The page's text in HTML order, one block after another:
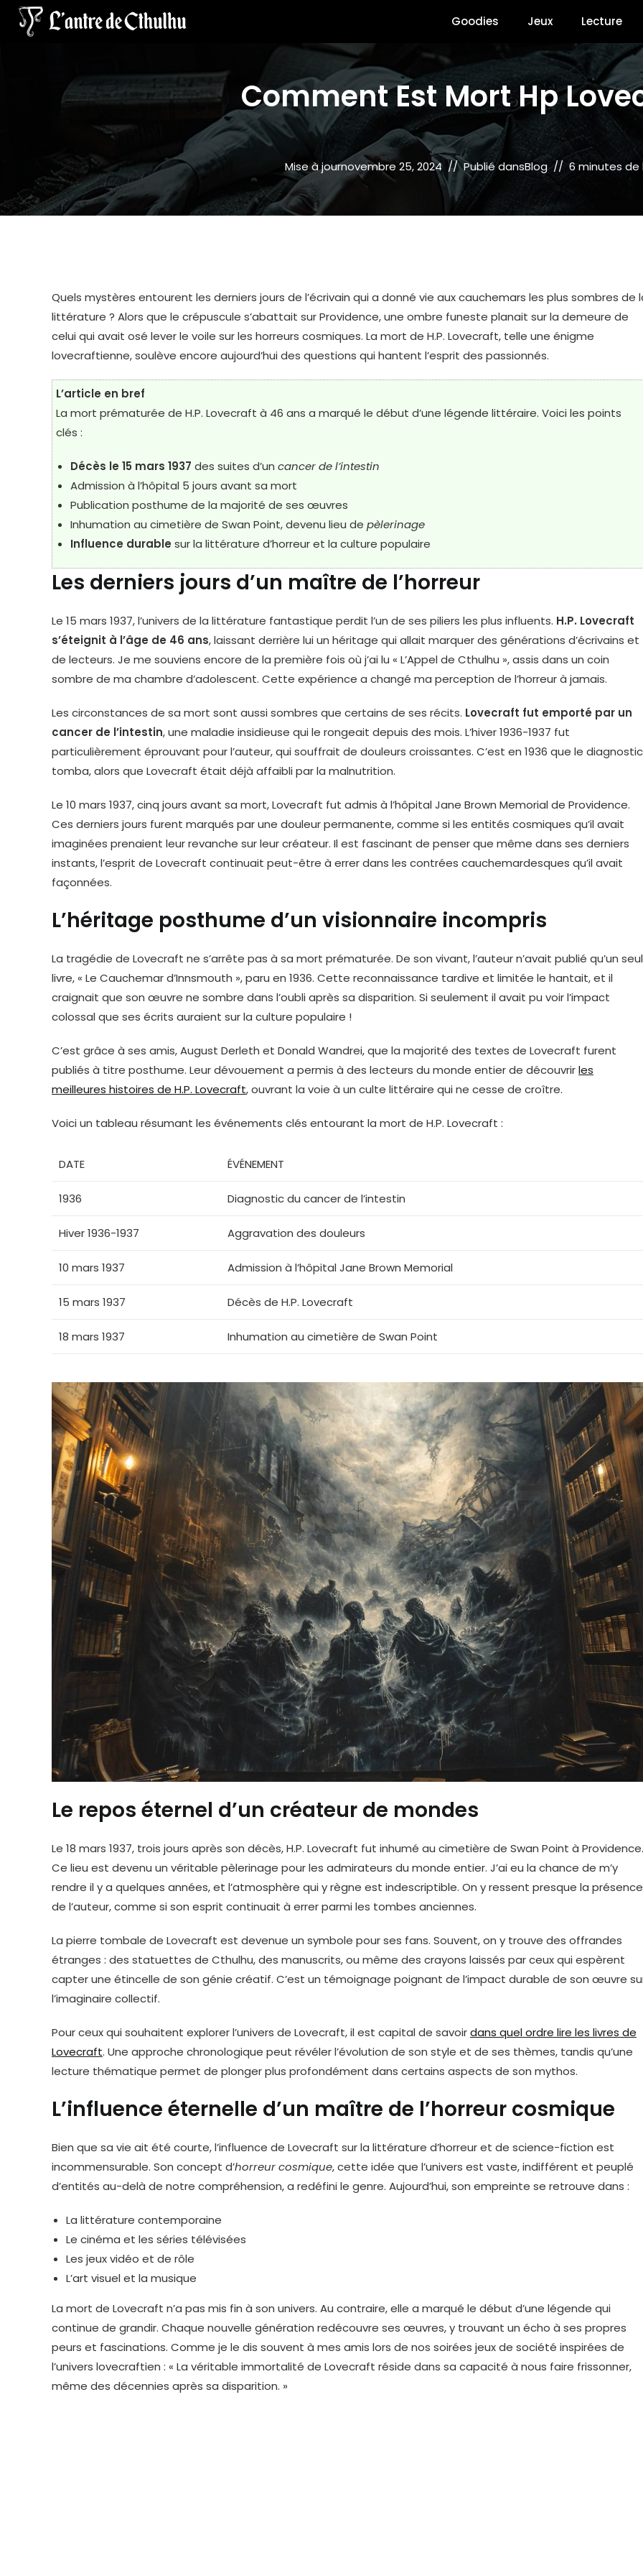
Goodies Jeux Lecture
Comment Est Mort Hp
Mise à journovembre 25, 2024 Publié dansBlog 6 minutes de
Quels mystères entourent les derniers jours de l’écrivain qui a donné vie aux cauchemars les plus sombres de
littérature ? Alors que le crépuscule s’abattait sur Providence, une ombre funeste planait sur la demeure de
celui qui avait osé lever le voile sur les horreurs cosmiques. La mort de H.P. Lovecraft, telle une énigme
lovecraftienne, soulève encore aujourd’hui des questions qui hantent l’esprit des passionnés.
L’article en bref
La mort prématurée de H.P. Lovecraft à 46 ans a marqué le début d’une légende littéraire. Voici les points
clés :
Décès le 15 mars 1937 des suites d’un cancer de l’intestin
Admission à l’hôpital 5 jours avant sa mort
Publication posthume de la majorité de ses œuvres
Inhumation au cimetière de Swan Point, devenu lieu de pèlerinage
Influence durable sur la littérature d’horreur et la culture populaire
Les derniers jours d’un maître de l’horreur
Le 15 mars 1937, l’univers de la littérature fantastique perdit l’un de ses piliers les plus influents. H.P. Lovecraft
s’éteignit à l’âge de 46 ans, laissant derrière lui un héritage qui allait marquer des générations d’écrivains et
de lecteurs. Je me souviens encore de la première fois où j’ai lu « L’Appel de Cthulhu », assis dans un coin
sombre de ma chambre d’adolescent. Cette expérience a changé ma perception de l’horreur à jamais.
Les circonstances de sa mort sont aussi sombres que certains de ses récits. Lovecraft fut emporté par un
cancer de l’intestin, une maladie insidieuse qui le rongeait depuis des mois. L’hiver 1936-1937 fut
particulièrement éprouvant pour l’auteur, qui souffrait de douleurs croissantes. C’est en 1936 que le diagnostic
tomba, alors que Lovecraft était déjà affaibli par la malnutrition.
Le 10 mars 1937, cinq jours avant sa mort, Lovecraft fut admis à l’hôpital Jane Brown Memorial de Providence.
Ces derniers jours furent marqués par une douleur permanente, comme si les entités cosmiques qu’il avait
imaginées prenaient leur revanche sur leur créateur. Il est fascinant de penser que même dans ses derniers
instants, l’esprit de Lovecraft continuait peut-être à errer dans les contrées cauchemardesques qu’il avait
façonnées.
L’héritage posthume d’un visionnaire incompris
La tragédie de Lovecraft ne s’arrête pas à sa mort prématurée. De son vivant, l’auteur n’avait publié qu’un seul
livre, « Le Cauchemar d’Innsmouth », paru en 1936. Cette reconnaissance tardive et limitée le hantait, et il
craignait que son œuvre ne sombre dans l’oubli après sa disparition. Si seulement il avait pu voir l’impact
colossal que ses écrits auraient sur la culture populaire !
C’est grâce à ses amis, August Derleth et Donald Wandrei, que la majorité des textes de Lovecraft furent
publiés à titre posthume. Leur dévouement a permis à des lecteurs du monde entier de découvrirles
meilleures histoires de H.P. Lovecraft, ouvrant la voie à un culte littéraire qui ne cesse de croître.
Voici un tableau résumant les événements clés entourant la mort de H.P. Lovecraft :
DATE ÉVÉNEMENT
1936 Diagnostic du cancer de l’intestin
Hiver 1936-1937 Aggravation des douleurs
10 mars 1937 Admission à l’hôpital Jane Brown Memorial
15 mars 1937 Décès de H.P. Lovecraft
18 mars 1937 Inhumation au cimetière de Swan Point
Le repos éternel d’un créateur de mondes
Le 18 mars 1937, trois jours après son décès, H.P. Lovecraft fut inhumé au cimetière de Swan Point à Providence.
Ce lieu est devenu un véritable pèlerinage pour les admirateurs du monde entier. J’ai eu la chance de m’y
rendre il y a quelques années, et l’atmosphère qui y règne est indescriptible. On y ressent presque la présence
de l’auteur, comme si son esprit continuait à errer parmi les tombes anciennes.
La pierre tombale de Lovecraft est devenue un symbole pour ses fans. Souvent, on y trouve des offrandes
étranges : des statuettes de Cthulhu, des manuscrits, ou même des crayons laissés par ceux qui espèrent
capter une étincelle de son génie créatif. C’est un témoignage poignant de l’impact durable de son œuvre
l’imaginaire collectif.
Pour ceux qui souhaitent explorer l’univers de Lovecraft, il est capital de savoirdans quel ordre lire les livres de
Lovecraft. Une approche chronologique peut révéler l’évolution de son style et de ses thèmes, tandis qu’une
lecture thématique permet de plonger plus profondément dans certains aspects de son mythos.
L’influence éternelle d’un maître de l’horreur cosmique
Bien que sa vie ait été courte, l’influence de Lovecraft sur la littérature d’horreur et de science-fiction est
incommensurable. Son concept d’horreur cosmique, cette idée que l’univers est vaste, indifférent et peuplé
d’entités au-delà de notre compréhension, a redéfini le genre. Aujourd’hui, son empreinte se retrouve dans :
La littérature contemporaine
Le cinéma et les séries télévisées
Les jeux vidéo et de rôle
L’art visuel et la musique
La mort de Lovecraft n’a pas mis fin à son univers. Au contraire, elle a marqué le début d’une légende qui
continue de grandir. Chaque nouvelle génération redécouvre ses œuvres, y trouvant un écho à ses propres
peurs et fascinations. Comme je le dis souvent à mes amis lors de nos soirées jeux de société inspirées de
l’univers lovecraftien : « La véritable immortalité de Lovecraft réside dans sa capacité à nous faire frissonner,
même des décennies après sa disparition. »